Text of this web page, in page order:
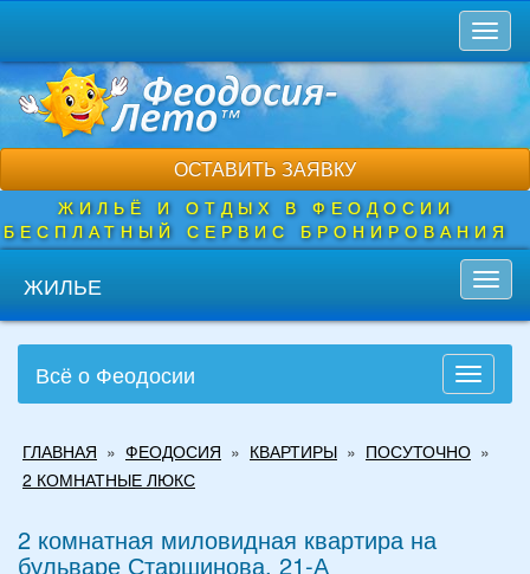
основному
содержанию
ОСТАВИТЬ ЗАЯВКУ
ЖИЛЬЁ И ОТДЫХ В ФЕОДОСИИ
БЕСПЛАТНЫЙ СЕРВИС БРОНИРОВАНИЯ
ЖИЛЬЕ
Toggle
Всё о Феодосии
здесь
ГЛАВНАЯ » ФЕОДОСИЯ » КВАРТИРЫ » ПОСУТОЧНО »
2 КОМНАТНЫЕ ЛЮКС
2 комнатная миловидная квартира на
бульваре Старшинова, 21-А